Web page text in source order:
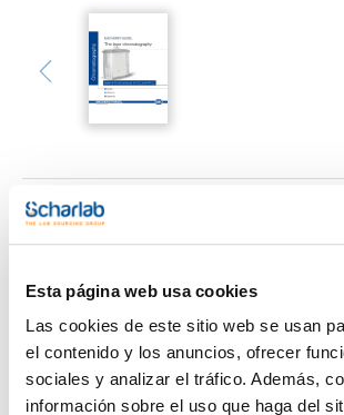
Esta página web usa cookies
Las cookies de este sitio web se usan
el contenido y los anuncios, ofrecer
sociales y analizar el tráfico. Además,
información sobre el uso que haga del
producto
Tipo : ADAMANT
Adsorbente : Gel de sílice
Indicador : No
Dimensiones (mm) : 25x75
Pack (u.) : 100
Las placas TLC ADAMANT de Macheret-
Ver más